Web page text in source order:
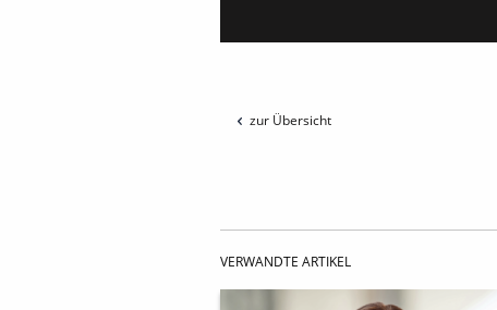
zur Übersicht
VERWANDTE ARTIKEL